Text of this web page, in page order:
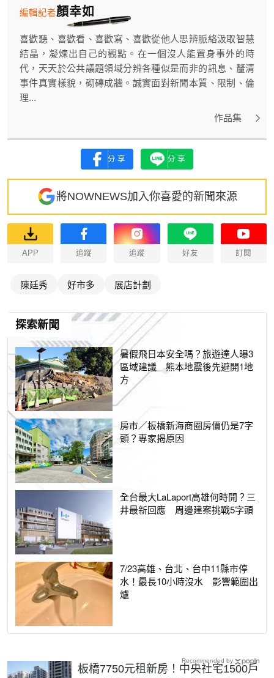
顏幸如
編輯記者
喜歡聽、喜歡看、喜歡寫、喜歡從他人思辨脈絡汲取智慧
結晶，凝煉出自己的觀點。在一個沒人能置身事外的時
代，天天於公共議題領域分辨各種似是而非的訊息、釐清
事件真實樣貌，砌磚成牆。誠實面對新聞本質、限制、倫
理...
作品集
分享 分享
將NOWNEWS加入你喜愛的新聞來源
APP 追蹤 追蹤 好友 訂閱
陳廷秀 好市多 展店計劃
探索新聞
暑假飛日本安全嗎？旅遊達人曝3
區域建議 熊本地震後先避開1地
方
房市／板橋新海商圈房價仍是7字
頭？專家揭原因
全台最大LaLaport高雄何時開？三
井最新回應 周邊建案挑戰5字頭
7/23高雄、台北、台中11縣市停
水！最長10小時沒水 影響範圍出
爐
板橋7750元租新房！中央社宅1500戶
Recommended by